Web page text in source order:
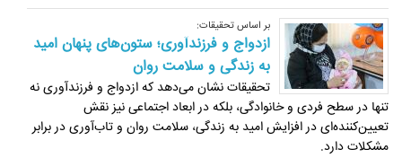
بر اساس تحقیقات:
ازدواج و فرزندآوری؛ ستون‌های پنهان امید
به زندگی و سلامت روان
تحقیقات نشان می‌دهد که ازدواج و فرزندآوری نه‌
تنها در سطح فردی و خانوادگی، بلکه در ابعاد اجتماعی نیز نقش
تعیین‌کننده‌ای در افزایش امید به زندگی، سلامت روان و تاب‌آوری در برابر
مشکلات دارد.